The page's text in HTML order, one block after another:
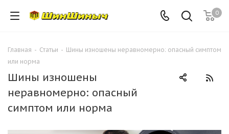
0
Главная - Статьи - Шины изношены неравномерно: опасный симптом
или норма
Шины изношены
неравномерно: опасный
симптом или норма